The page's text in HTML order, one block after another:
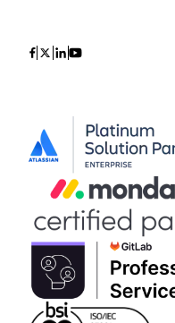
IconIconIconIcon